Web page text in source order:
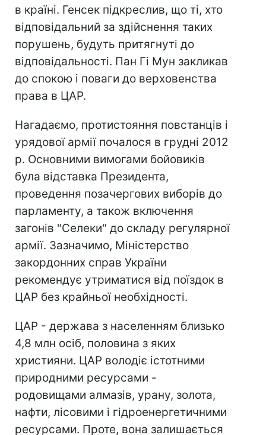
в країні. Генсек підкреслив, що ті, хто
відповідальний за здійснення таких
порушень, будуть притягнуті до
відповідальності. Пан Гі Мун закликав
до спокою і поваги до верховенства
права в ЦАР.
Нагадаємо, протистояння повстанців і
урядової армії почалося в грудні 2012
р. Основними вимогами бойовиків
була відставка Президента,
проведення позачергових виборів до
парламенту, а також включення
загонів "Селеки" до складу регулярної
армії. Зазначимо, Міністерство
закордонних справ України
рекомендує утриматися від поїздок в
ЦАР без крайньої необхідності.
ЦАР - держава з населенням близько
4,8 млн осіб, половина з яких
християни. ЦАР володіє істотними
природними ресурсами -
родовищами алмазів, урану, золота,
нафти, лісовими і гідроенергетичними
ресурсами. Проте, вона залишається